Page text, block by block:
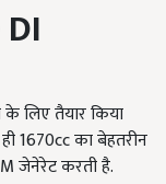
के लिए तैयार किया
1670cc का बेहतरीन
जेनेरेट करती है.